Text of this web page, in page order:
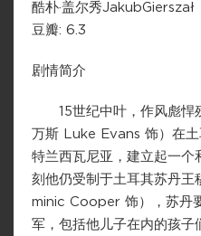
酷朴·盖尔秀JakubGierszał
豆瓣: 6.3
剧情简介
15世纪中叶，作风彪悍
万斯 Luke Evans 饰）在
特兰西瓦尼亚，建立起一个
刻他仍受制于土耳其苏丹王
minic Cooper 饰），苏丹
军，包括他儿子在内的孩子